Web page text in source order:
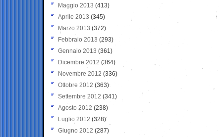
Maggio 2013 (413)
Aprile 2013 (345)
Marzo 2013 (372)
Febbraio 2013 (293)
Gennaio 2013 (361)
Dicembre 2012 (364)
Novembre 2012 (336)
Ottobre 2012 (363)
Settembre 2012 (341)
Agosto 2012 (238)
Luglio 2012 (328)
Giugno 2012 (287)